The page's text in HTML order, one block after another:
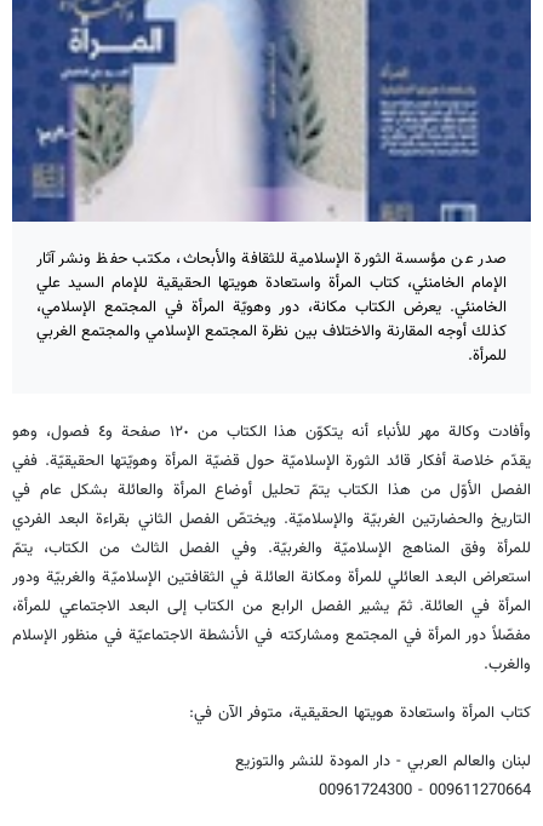
صدر عن مؤسسة الثورة الإسلامية للثقافة والأبحاث، مكتب حفظ ونشر آثار
الإمام الخامنئي، كتاب المرأة واستعادة هويتها الحقيقية للإمام السيد علي
الخامنئي. يعرض الكتاب مكانة، دور وهويّة المرأة في المجتمع الإسلامي،
كذلك أوجه المقارنة والاختلاف بين نظرة المجتمع الإسلامي والمجتمع الغربي
للمرأة.
وأفادت وکالة مهر للأنباء أنه يتكوّن هذا الكتاب من ١٢٠ صفحة و٤ فصول، وهو
يقدّم خلاصة أفكار قائد الثورة الإسلاميّة حول قضيّة المرأة وهويّتها الحقيقيّة. ففي
الفصل الأوّل من هذا الكتاب يتمّ تحليل أوضاع المرأة والعائلة بشكل عام في
التاريخ والحضارتين الغربيّة والإسلاميّة. ويختصّ الفصل الثاني بقراءة البعد الفردي
للمرأة وفق المناهج الإسلاميّة والغربيّة. وفي الفصل الثالث من الكتاب، يتمّ
استعراض البعد العائلي للمرأة ومكانة العائلة في الثقافتين الإسلاميّة والغربيّة ودور
المرأة في العائلة. ثمّ يشير الفصل الرابع من الكتاب إلى البعد الاجتماعي للمرأة،
مفصّلاً دور المرأة في المجتمع ومشاركته في الأنشطة الاجتماعيّة في منظور الإسلام
والغرب.
كتاب المرأة واستعادة هويتها الحقيقية، متوفر الآن في:
لبنان والعالم العربي - دار المودة للنشر والتوزيع
009611270664 - 00961724300